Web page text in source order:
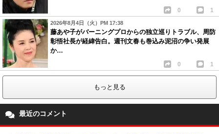
0 1
2026年8月4日（火）PM 17:38
藤あや子がバーニングプロからの独立巡りトラブル、周防
彰悟社長が経緯告白。週刊文春も巻込み泥沼の争い発展
か…
0 1
もっと見る
最近のコメント